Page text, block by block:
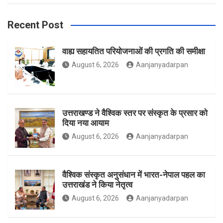
o
k
g
m
e
Recent Post
वाह्य सहायतित परियोजनाओं की प्रगति की समीक्षा
August 6, 2026 Aanjanyadarpan
उत्तराखण्ड ने वैश्विक स्तर पर संस्कृत के प्रसार को
दिया नया आयाम
August 6, 2026 Aanjanyadarpan
वैश्विक संस्कृत अनुसंधान में भारत-नेपाल पहल का
उत्तराखंड ने किया नेतृत्व
August 6, 2026 Aanjanyadarpan